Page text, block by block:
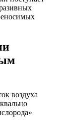
воздуха